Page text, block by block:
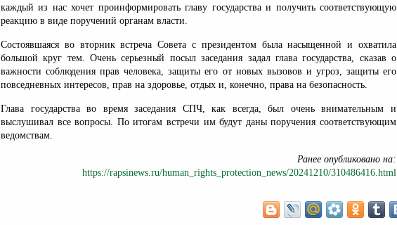
каждый из нас хочет проинформировать главу государства и получить соответствующую
реакцию в виде поручений органам власти.
Состоявшаяся во вторник встреча Совета с президентом была насыщенной и охватила
большой круг тем. Очень серьезный посыл заседания задал глава государства, сказав о
важности соблюдения прав человека, защиты его от новых вызовов и угроз, защиты его
повседневных интересов, прав на здоровье, отдых и, конечно, права на безопасность.
Глава государства во время заседания СПЧ, как всегда, был очень внимательным и
выслушивал все вопросы. По итогам встречи им будут даны поручения соответствующим
ведомствам.
Ранее опубликовано на:
https://rapsinews.ru/human_rights_protection_news/20241210/310486416.html